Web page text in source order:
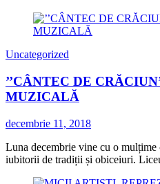
Uncategorized
’’CÂNTEC DE
MUZICALĂ
decembrie 11, 2018
Luna decembrie vine cu o mulțime
iubitorii de tradiții și obiceiuri.